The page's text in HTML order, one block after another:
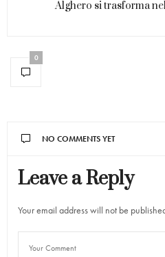
Alghero si trasforma
0
NO COMMENTS YET
Leave a Reply
Your email address will not be